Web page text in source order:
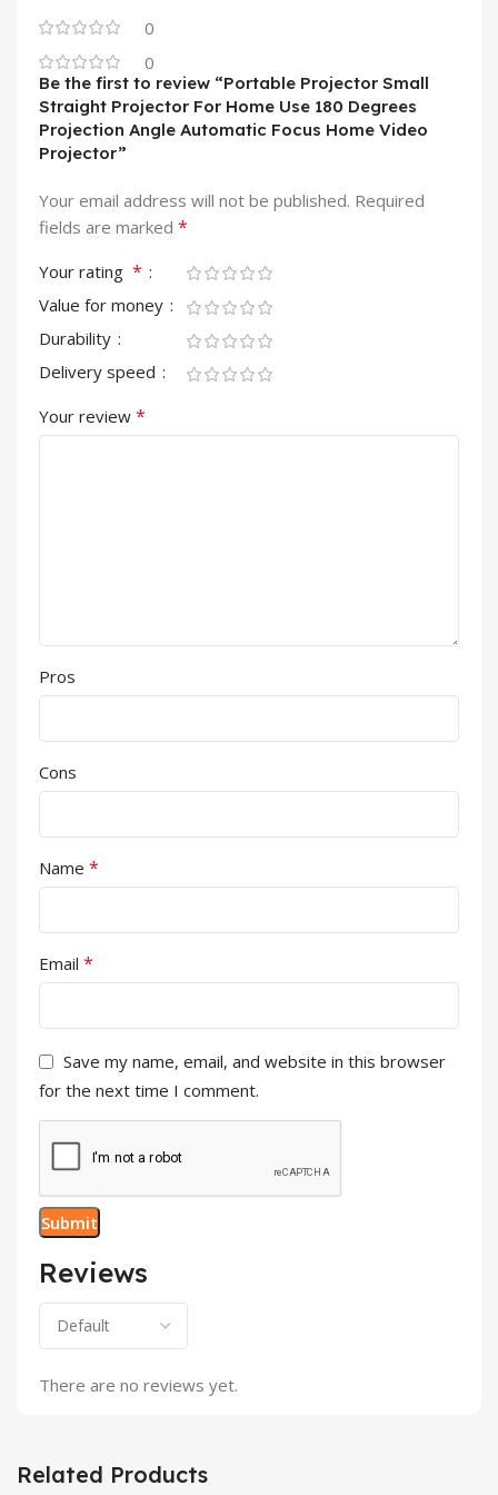
0
0
Reviews
There are no reviews yet.
Be the first to review “Portable Projector Small
Straight Projector For Home Use 180 Degrees
Projection Angle Automatic Focus Home Video
Projector”
Your email address will not be published. Required
fields are marked *
Your rating *
Value for money
Durability
Delivery speed
Your review *
Pros
Cons
Name *
Email *
Save my name, email, and website in this browser
for the next time I comment.
Related Products